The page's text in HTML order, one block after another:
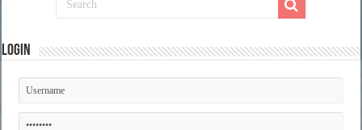
[พากย์
โรง
+
DD5.1]
Login